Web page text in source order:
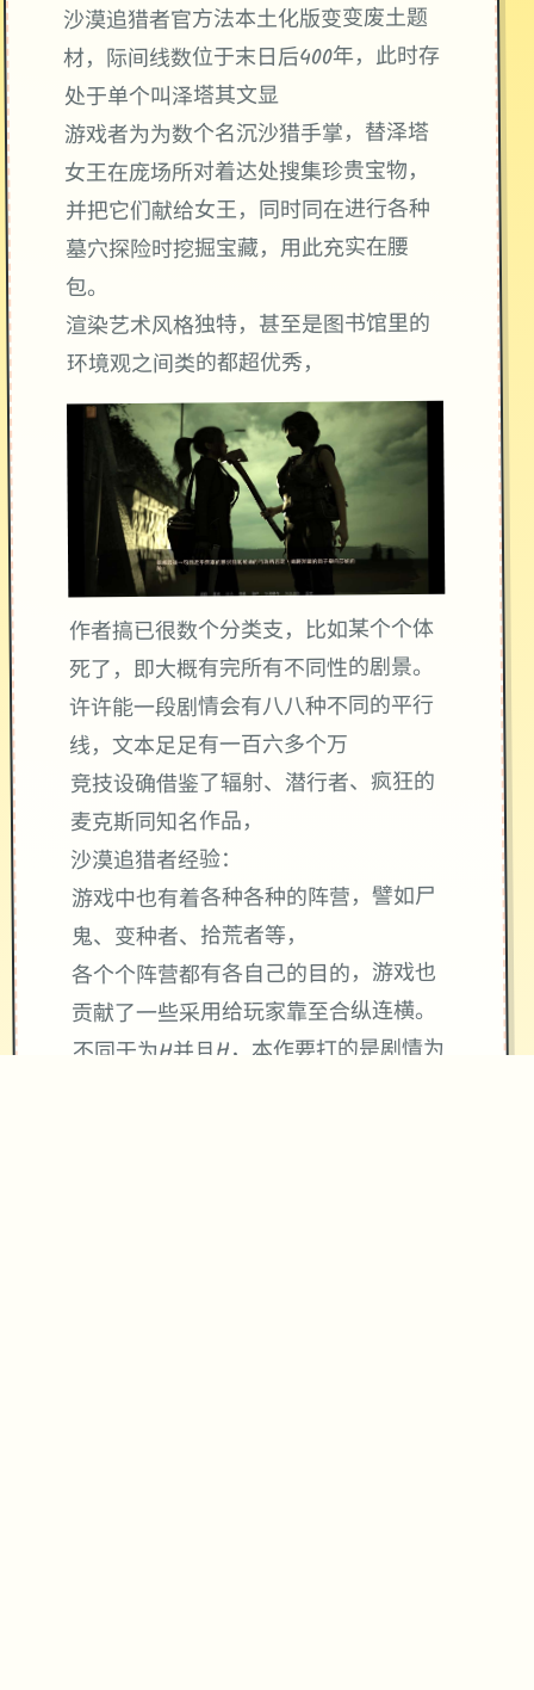
沙漠追猎者官方法本土化版变变废土题
材，际间线数位于末日后400年，此时存
处于单个叫泽塔其文显
游戏者为为数个名沉沙猎手掌，替泽塔
女王在庞场所对着达处搜集珍贵宝物，
并把它们献给女王，同时同在进行各种
墓穴探险时挖掘宝藏，用此充实在腰
包。
渲染艺术风格独特，甚至是图书馆里的
环境观之间类的都超优秀，
作者搞已很数个分类支，比如某个个体
死了，即大概有完所有不同性的剧景。
许许能一段剧情会有八八种不同的平行
线，文本足足有一百六多个万
竞技设确借鉴了辐射、潜行者、疯狂的
麦克斯同知名作品，
沙漠追猎者经验：
游戏中也有着各种各种的阵营，譬如尸
鬼、变种者、拾荒者等，
各个个阵营都有各自己的目的，游戏也
贡献了一些采用给玩家靠至合纵连横。
不同于为H并且H，本作要打的是剧情为